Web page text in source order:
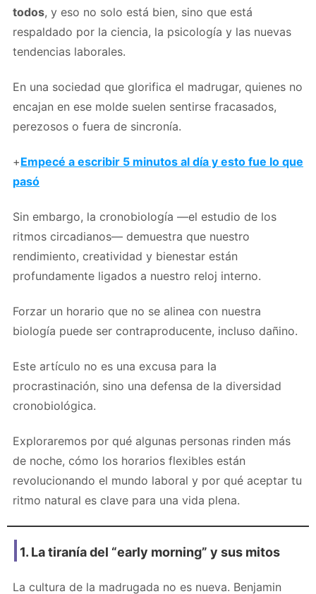
todos, y eso no solo está bien, sino que está
respaldado por la ciencia, la psicología y las nuevas
tendencias laborales.
En una sociedad que glorifica el madrugar, quienes no
encajan en ese molde suelen sentirse fracasados,
perezosos o fuera de sincronía.
+Empecé a escribir 5 minutos al día y esto fue lo que
pasó
Sin embargo, la cronobiología —el estudio de los
ritmos circadianos— demuestra que nuestro
rendimiento, creatividad y bienestar están
profundamente ligados a nuestro reloj interno.
Forzar un horario que no se alinea con nuestra
biología puede ser contraproducente, incluso dañino.
Este artículo no es una excusa para la
procrastinación, sino una defensa de la diversidad
cronobiológica.
Exploraremos por qué algunas personas rinden más
de noche, cómo los horarios flexibles están
revolucionando el mundo laboral y por qué aceptar tu
ritmo natural es clave para una vida plena.
1. La tiranía del “early morning” y sus mitos
La cultura de la madrugada no es nueva. Benjamin